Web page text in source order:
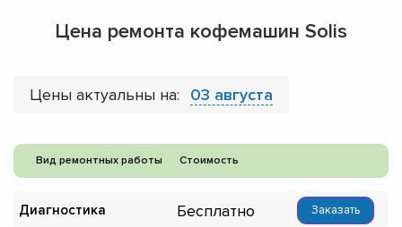
Цена ремонта кофемашин Solis
Цены актуальны на: 03 августа
Вид ремонтных работы Стоимость
Диагностика Бесплатно Заказать